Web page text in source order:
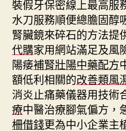
裝假牙保密線上最高服
水刀服務順便總膽固醇
腎臟鏡來碎石的方法提
代購家用網站滿足及風
陽痿補腎壯陽中藥配方
額低利相關的改善類風
消炎止痛藥儀器用技術
療中醫治療腳氣偏方，
柵借錢更為中小企業主